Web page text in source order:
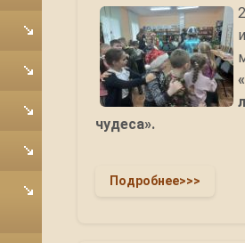
чудеса».
Подробнее>>>